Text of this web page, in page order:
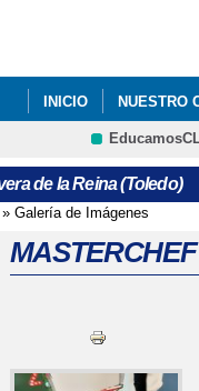
INICIO NUESTRO
CRFP
de la Reina (Toledo)
Galería de Imágenes